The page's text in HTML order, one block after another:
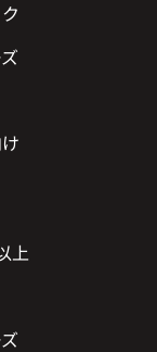
上